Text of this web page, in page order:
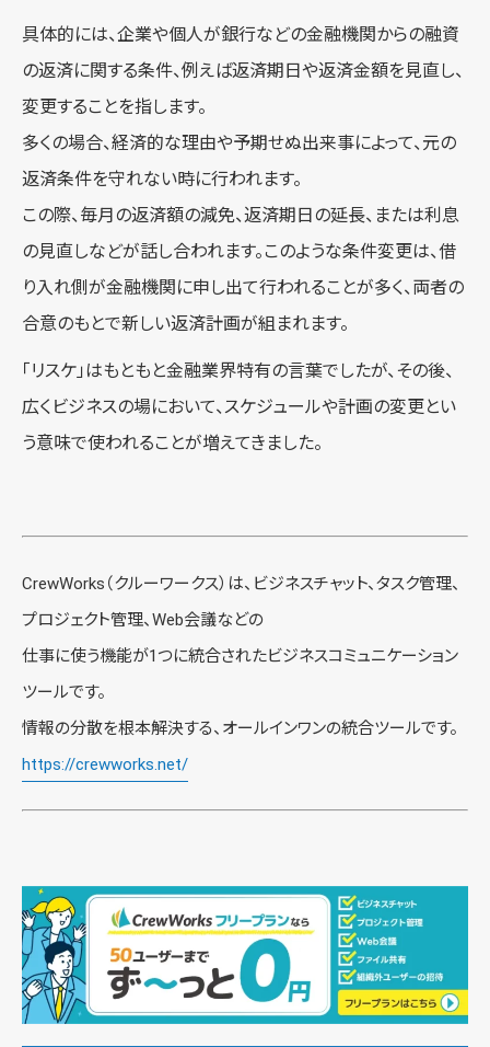
具体的には、企業や個人が銀行などの金融機関からの融資
の返済に関する条件、例えば返済期日や返済金額を見直し、
変更することを指します。
多くの場合、経済的な理由や予期せぬ出来事によって、元の
返済条件を守れない時に行われます。
この際、毎月の返済額の減免、返済期日の延長、または利息
の見直しなどが話し合われます。このような条件変更は、借
り入れ側が金融機関に申し出て行われることが多く、両者の
合意のもとで新しい返済計画が組まれます。
「リスケ」はもともと金融業界特有の言葉でしたが、その後、
広くビジネスの場において、スケジュールや計画の変更とい
う意味で使われることが増えてきました。
CrewWorks（クルーワークス）は、ビジネスチャット、タスク管理、
プロジェクト管理、Web会議などの
仕事に使う機能が1つに統合されたビジネスコミュニケーション
ツールです。
情報の分散を根本解決する、オールインワンの統合ツールです。
https://crewworks.net/